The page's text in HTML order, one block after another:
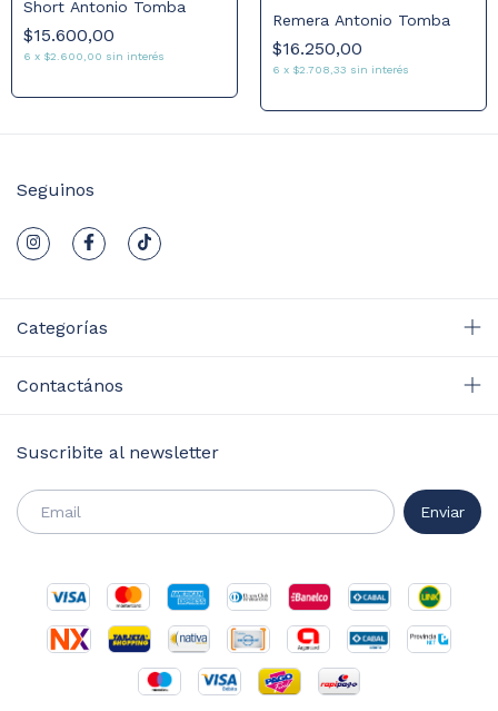
Short Antonio Tomba
$15.600,00
6 x $2.600,00 sin interés
Remera Antonio Tomba
$16.250,00
6 x $2.708,33 sin interés
Seguinos
Categorías
Contactános
Suscribite al newsletter